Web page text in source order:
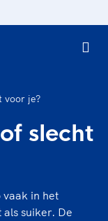
voor je?
slecht
vaak in het
suiker. De